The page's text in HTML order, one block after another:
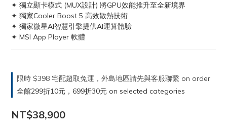
✦ 獨立顯卡模式 (MUX設計) 將GPU效能推升至全新境界
✦ 獨家Cooler Boost 5 高效散熱技術
✦ 獨家微星AI智慧引擎提供AI運算體驗
✦ MSI App Player 軟體
限時 $398 宅配超取免運，外島地區請先與客服聯繫 on order
全館299折10元，699折30元 on selected categories
NT$38,900